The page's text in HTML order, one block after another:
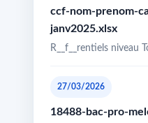
ccf-nom-prenom-
janv2025.xlsx
R__f__rentiels niveau
27/03/2026
18488-bac-pro-